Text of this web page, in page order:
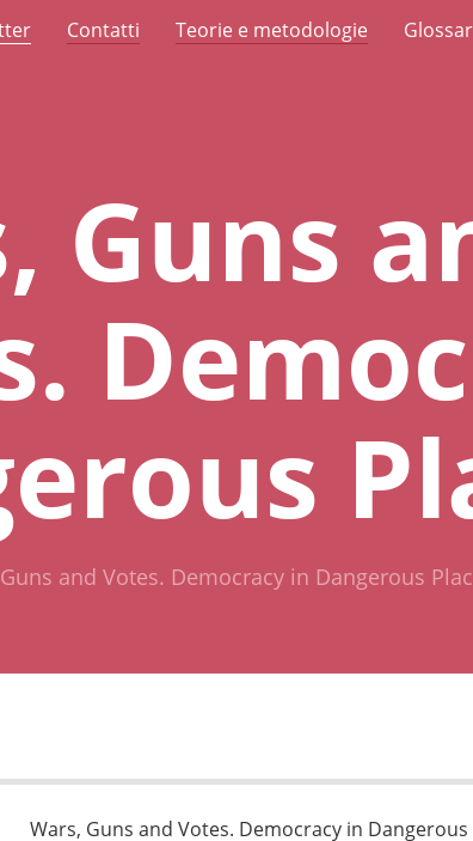
Contatti Teorie e metodologie
Guns
and Votes. Democracy in Dangerous
Wars, Guns and Votes. Democracy in Dangerous